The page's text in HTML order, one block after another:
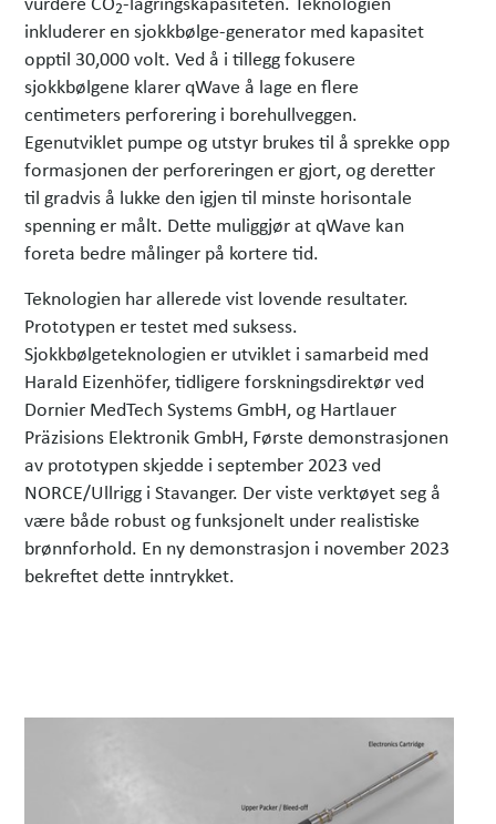
2
inkluderer en sjokkbølge-generator med kapasitet
opptil 30,000 volt. Ved å i tillegg fokusere
sjokkbølgene klarer qWave å lage en flere
centimeters perforering i borehullveggen.
Egenutviklet pumpe og utstyr brukes til å sprekke opp
formasjonen der perforeringen er gjort, og deretter
til gradvis å lukke den igjen til minste horisontale
spenning er målt. Dette muliggjør at qWave kan
foreta bedre målinger på kortere tid.
Teknologien har allerede vist lovende resultater.
Prototypen er testet med suksess.
Sjokkbølgeteknologien er utviklet i samarbeid med
Harald Eizenhöfer, tidligere forskningsdirektør ved
Dornier MedTech Systems GmbH, og Hartlauer
Präzisions Elektronik GmbH, Første demonstrasjonen
av prototypen skjedde i september 2023 ved
NORCE/Ullrigg i Stavanger. Der viste verktøyet seg å
være både robust og funksjonelt under realistiske
brønnforhold. En ny demonstrasjon i november 2023
bekreftet dette inntrykket.